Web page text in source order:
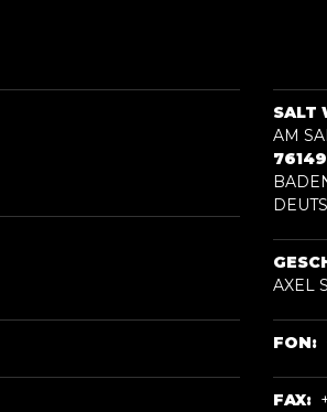
SALT
AM
76149
AXEL
FON:
FAX: